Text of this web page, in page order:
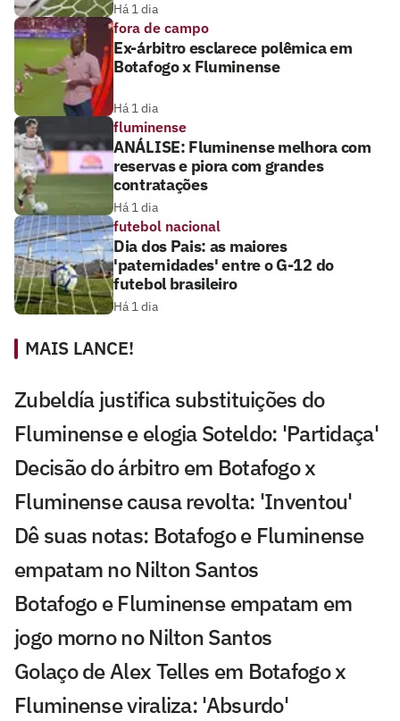
Há 1 dia
fora de campo
Ex-árbitro esclarece polêmica em
Botafogo x Fluminense
Há 1 dia
fluminense
ANÁLISE: Fluminense melhora com
reservas e piora com grandes
contratações
Há 1 dia
futebol nacional
Dia dos Pais: as maiores
'paternidades' entre o G-12 do
futebol brasileiro
Há 1 dia
MAIS LANCE!
Zubeldía justifica substituições do
Fluminense e elogia Soteldo: 'Partidaça'
Decisão do árbitro em Botafogo x
Fluminense causa revolta: 'Inventou'
Dê suas notas: Botafogo e Fluminense
empatam no Nilton Santos
Botafogo e Fluminense empatam em
jogo morno no Nilton Santos
Golaço de Alex Telles em Botafogo x
Fluminense viraliza: 'Absurdo'